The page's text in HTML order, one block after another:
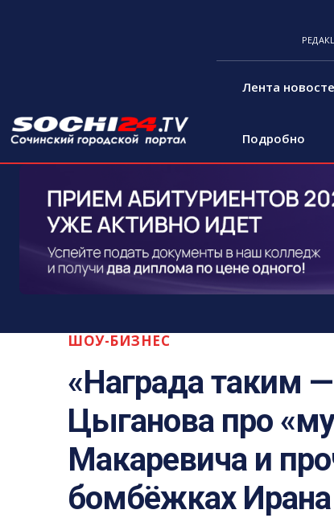
Лента
Подробно
ШОУ-БИЗНЕС
«Награда таким
Цыганова про
Макаревича и
бомбёжках Ирана